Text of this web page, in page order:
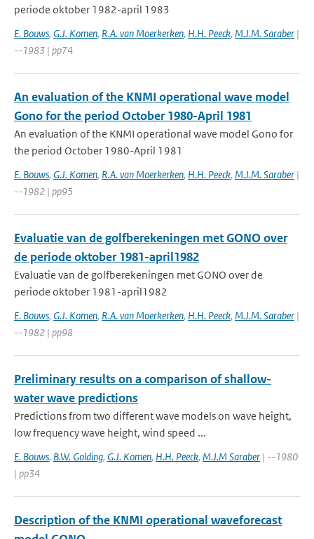
periode oktober 1982-april 1983
E. Bouws, G.J. Komen, R.A. van Moerkerken, H.H. Peeck, M.J.M. Saraber |
--1983 | pp74
An evaluation of the KNMI operational wave model
Gono for the period October 1980-April 1981
An evaluation of the KNMI operational wave model Gono for
the period October 1980-April 1981
E. Bouws, G.J. Komen, R.A. van Moerkerken, H.H. Peeck, M.J.M. Saraber |
--1982 | pp95
Evaluatie van de golfberekeningen met GONO over
de periode oktober 1981-april1982
Evaluatie van de golfberekeningen met GONO over de
periode oktober 1981-april1982
E. Bouws, G.J. Komen, R.A. van Moerkerken, H.H. Peeck, M.J.M. Saraber |
--1982 | pp98
Preliminary results on a comparison of shallow-
water wave predictions
Predictions from two different wave models on wave height,
low frequency wave height, wind speed ...
E. Bouws, B.W. Golding, G.J. Komen, H.H. Peeck, M.J.M Saraber | --1980
| pp34
Description of the KNMI operational waveforecast